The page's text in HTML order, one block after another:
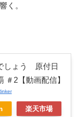
く。
しょう 原付日
＃2【動画配信】
楽天市場